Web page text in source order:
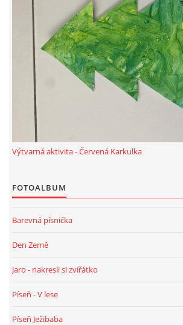
SPORTÍK - DĚTI V POHYBU
STOP ŠIKANĚ ANEB ŠIKANA BOLÍ
VĚDOMÁ VÝCHOVA
SADA EMOČNÍCH HER PRO DĚTI 3 - 4 ROKY
MERCH
MOJE TVORBA POHÁDEK PRO DĚTI
SPONZOŘI
Výtvarná aktivita - Červená Karkulka
FOTOALBUM
Barevná písnička
Den Země
Jaro - nakresli si zvířátko
Píseň - V lese
Píseň Ježibaba